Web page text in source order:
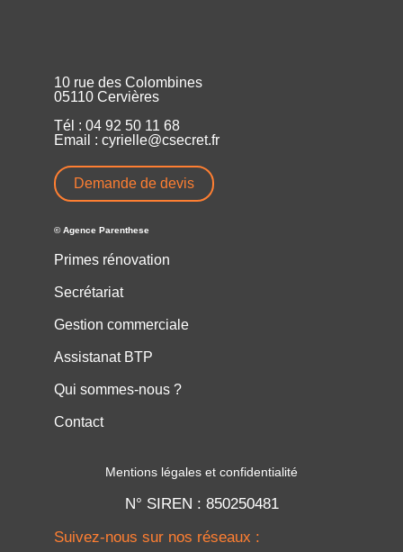
10 rue des Colombines
05110 Cervières
Tél : 04 92 50 11 68
Email : cyrielle@csecret.fr
Demande de devis
© Agence Parenthese
Primes rénovation
Secrétariat
Gestion commerciale
Assistanat BTP
Qui sommes-nous ?
Contact
Mentions légales et confidentialité
N° SIREN : 850250481
Suivez-nous sur nos réseaux :